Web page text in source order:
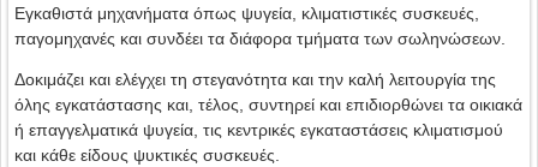
Εγκαθιστά μηχανήματα όπως ψυγεία, κλιματιστικές συσκευές,
παγομηχανές και συνδέει τα διάφορα τμήματα των σωληνώσεων.
Δοκιμάζει και ελέγχει τη στεγανότητα και την καλή λειτουργία της
όλης εγκατάστασης και, τέλος, συντηρεί και επιδιορθώνει τα οικιακά
ή επαγγελματικά ψυγεία, τις κεντρικές εγκαταστάσεις κλιματισμού
και κάθε είδους ψυκτικές συσκευές.